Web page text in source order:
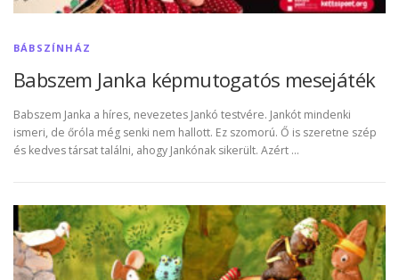
BÁBSZÍNHÁZ
Babszem Janka képmutogatós mesejáték
Babszem Janka a híres, nevezetes Jankó testvére. Jankót mindenki
ismeri, de őróla még senki nem hallott. Ez szomorú. Ő is szeretne szép
és kedves társat találni, ahogy Jankónak sikerült. Azért …